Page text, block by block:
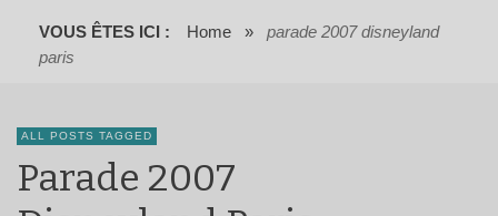
VOUS ÊTES ICI : Home »
parade 2007 disneyland
paris
ALL POSTS TAGGED
Parade 2007